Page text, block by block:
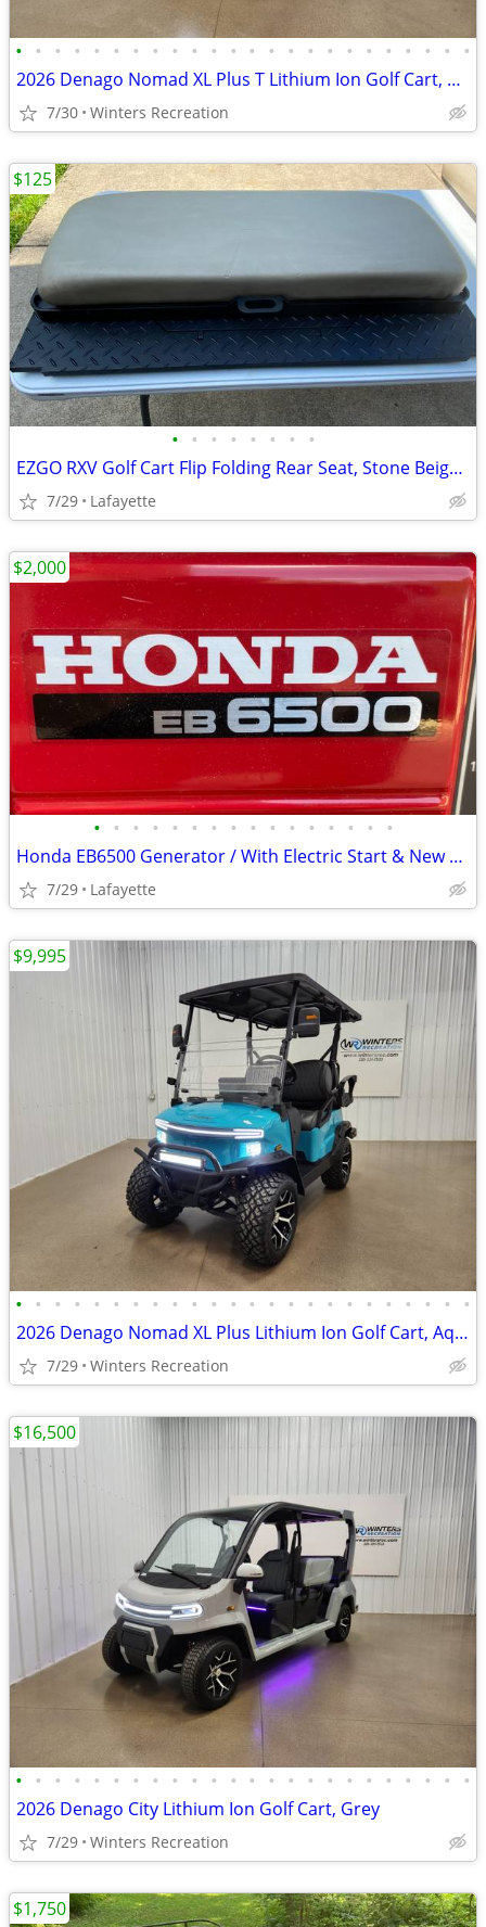
• • • • • • • • • • • • • • • • • • • • • • • •
2026 Denago Nomad XL Plus T Lithium Ion Golf Cart, Matte White
7/30 Winters Recreation
• • • • • • • •
EZGO RXV Golf Cart Flip Folding Rear Seat, Stone Beige Cushions
7/29 Lafayette
$125
• • • • • • • • • • • • • • • •
Honda EB6500 Generator / With Electric Start & New Battery
7/29 Lafayette
$2,000
• • • • • • • • • • • • • • • • • • • • • • • •
2026 Denago Nomad XL Plus Lithium Ion Golf Cart, Aqua
7/29 Winters Recreation
$9,995
• • • • • • • • • • • • • • • • • • • • • • • •
2026 Denago City Lithium Ion Golf Cart, Grey
7/29 Winters Recreation
$16,500
$1,750